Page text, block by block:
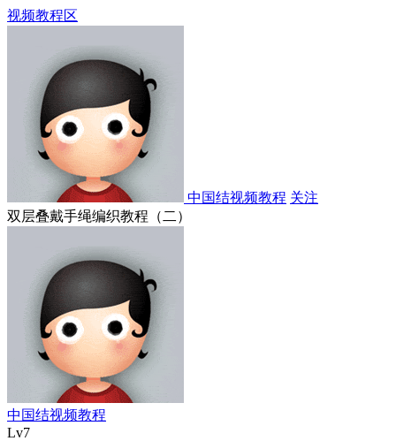
视频教程区
中国结视频教程 关注
双层叠戴手绳编织教程（二）
中国结视频教程
Lv7